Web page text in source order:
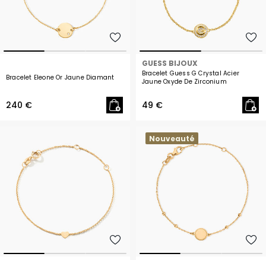
Bracelet Eleone Or Jaune Diamant
240 €
GUESS BIJOUX
Bracelet Guess G Crystal Acier
Jaune Oxyde De Zirconium
49 €
Nouveauté